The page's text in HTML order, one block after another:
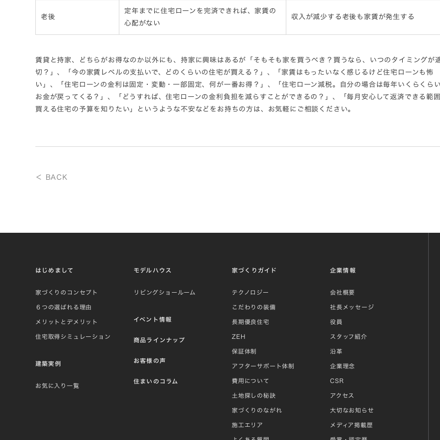
老後
定年までに住宅ローンを完済できれば、家賃の
心配がない
収入が減少する老後も家賃が発生する
賃貸と持家、どちらがお得なのか以外にも、持家に興味はあるが「そもそも家を買うべき？買うなら、いつのタイミングが
切？」、「今の家賃レベルの支払いで、どのくらいの住宅が買える？」、「家賃はもったいなく感じるけど住宅ローンも怖
い」、「住宅ローンの金利は固定・変動・一部固定、何が一番お得？」、「住宅ローン減税。自分の場合は毎年いくらくら
お金が戻ってくる？」、「どうすれば、住宅ローンの金利負担を減らすことができるの？」、「毎月安心して返済できる範
買える住宅の予算を知りたい」というような不安などをお持ちの方は、お気軽にご相談ください。
＜ BACK
はじめまして
家づくりのコンセプト
６つの選ばれる理由
メリットとデメリット
住宅取得シミュレーション
建築実例
お気に入り一覧
モデルハウス
リビングショールーム
イベント情報
商品ラインナップ
お客様の声
住まいのコラム
家づくりガイド
テクノロジー
こだわりの装備
長期優良住宅
ZEH
保証体制
アフターサポート体制
費用について
土地探しの秘訣
家づくりのながれ
施工エリア
企業情報
会社概要
社長メッセージ
役員
スタッフ紹介
沿革
企業理念
CSR
アクセス
大切なお知らせ
メディア掲載歴